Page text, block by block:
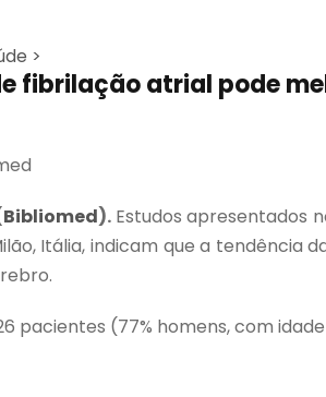
>
fibrilação atrial pode
Bibliomed). Estudos apresentados
Itália, indicam que a
pacientes (77% homens, com